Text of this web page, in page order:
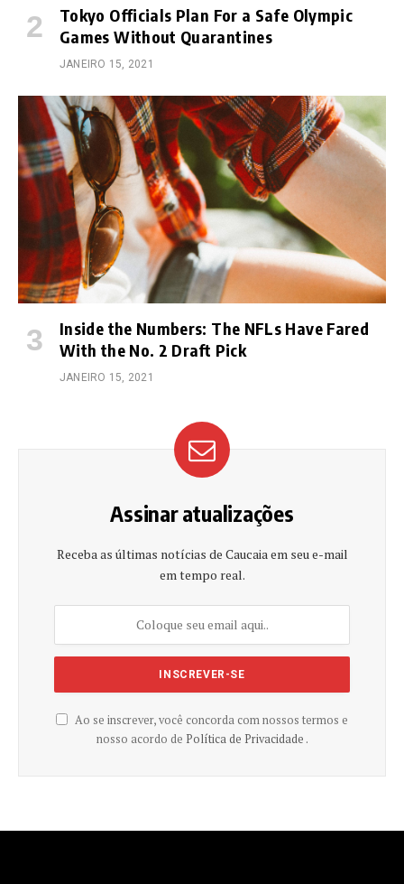
Tokyo Officials Plan For a Safe Olympic
Games Without Quarantines
JANEIRO 15, 2021
Inside the Numbers: The NFLs Have Fared
With the No. 2 Draft Pick
JANEIRO 15, 2021
Assinar atualizações
Receba as últimas notícias de Caucaia em seu e-mail
em tempo real.
Ao se inscrever, você concorda com nossos termos e
nosso acordo de Política de Privacidade .